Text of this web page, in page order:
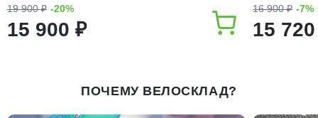
19 900 ₽ -20%
15 900 ₽
16 900 ₽ -7%
15
ПОЧЕМУ ВЕЛОСКЛАД?